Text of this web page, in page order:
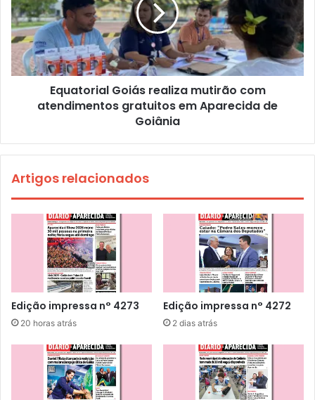
Equatorial Goiás realiza mutirão com
atendimentos gratuitos em Aparecida de
Goiânia
Artigos relacionados
Edição impressa n° 4273
20 horas atrás
Edição impressa n° 4272
2 dias atrás